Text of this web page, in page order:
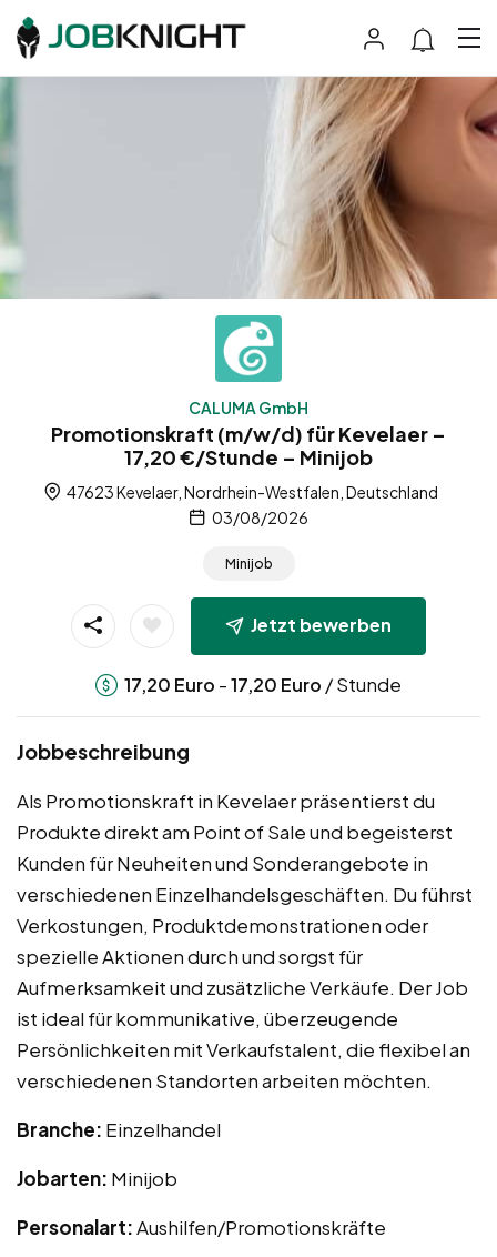
CALUMA GmbH
Promotionskraft (m/w/d) für Kevelaer –
17,20 €/Stunde – Minijob
47623 Kevelaer, Nordrhein-Westfalen, Deutschland
03/08/2026
Minijob
Jetzt bewerben
17,20 Euro -17,20 Euro / Stunde
Jobbeschreibung
Als Promotionskraft in Kevelaer präsentierst du
Produkte direkt am Point of Sale und begeisterst
Kunden für Neuheiten und Sonderangebote in
verschiedenen Einzelhandelsgeschäften. Du führst
Verkostungen, Produktdemonstrationen oder
spezielle Aktionen durch und sorgst für
Aufmerksamkeit und zusätzliche Verkäufe. Der Job
ist ideal für kommunikative, überzeugende
Persönlichkeiten mit Verkaufstalent, die flexibel an
verschiedenen Standorten arbeiten möchten.
Branche: Einzelhandel
Jobarten: Minijob
Personalart:Aushilfen/Promotionskräfte